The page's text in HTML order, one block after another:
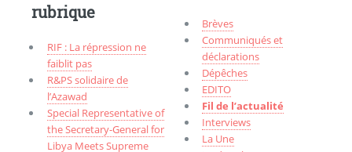
rubrique
RIF : La répression ne
faiblit pas
R&PS solidaire de
l’Azawad
Special Representative of
the Secretary-General for
Libya Meets Supreme
Brèves
Communiqués et
déclarations
Dépêches
EDITO
Fil de l’actualité
Interviews
La Une